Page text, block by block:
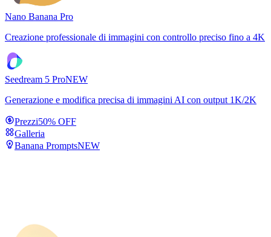
Nano Banana Pro
Creazione professionale di immagini con controllo preciso fino a 4K
Seedream 5 ProNEW
Generazione e modifica precisa di immagini AI con output 1K/2K
Prezzi50% OFF
Galleria
Banana PromptsNEW